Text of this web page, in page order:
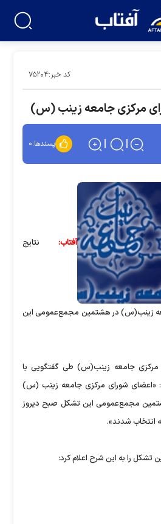
کد خبر:۷۵۲۰۴
مرکزی جامعه زینب (س)
پسندها:۰
آفتاب: نتایج
زینب(س) در هشتمین مجمع‌عمومی این
جامعه زینب(س) طی گفتگویی با
«اعضای شورای مرکزی جامعه زینب (س)
مجمع‌عمومی این تشکل صبح دیروز
انتخاب شدند».
را به این شرح اعلام کرد: